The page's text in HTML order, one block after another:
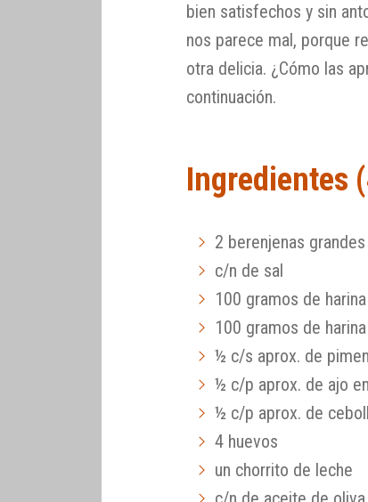
bien satisfechos y sin
nos parece mal, porque
otra delicia. ¿Cómo las
continuación.
Ingredientes
2 berenjenas grandes
c/n de sal
100 gramos de
100 gramos de
½ c/s aprox. de
½ c/p aprox. de ajo
½ c/p aprox. de
4 huevos
un chorrito de leche